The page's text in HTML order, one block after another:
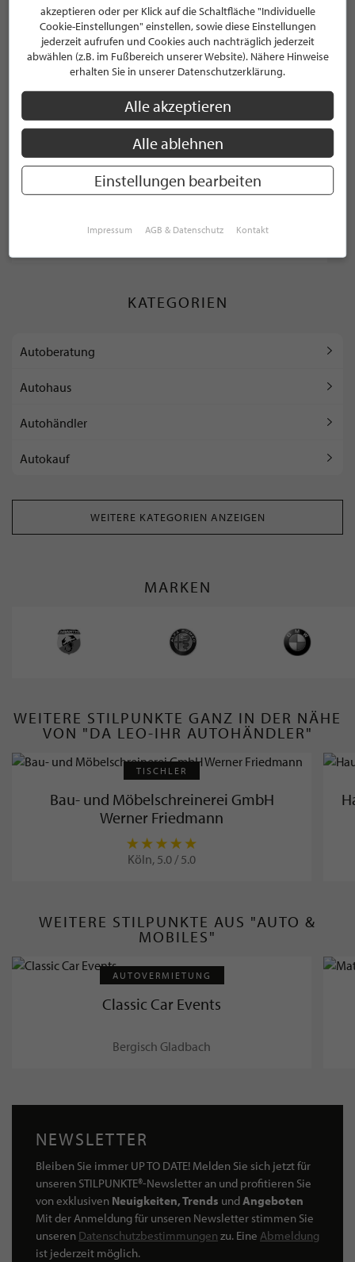
SALE
KATEGORIEN
Autoberatung
Autohaus
Autohändler
Autokauf
WEITERE KATEGORIEN ANZEIGEN
MARKEN
WEITERE STILPUNKTE GANZ IN DER NÄHE
VON "DA LEO-IHR AUTOHÄNDLER"
TISCHLER
Bau- und Möbelschreinerei GmbH
Werner Friedmann
Köln, 5.0 / 5.0
WEITERE STILPUNKTE AUS "AUTO &
MOBILES"
AUTOVERMIETUNG
Classic Car Events
Bergisch Gladbach
NEWSLETTER
Bleiben Sie immer UP TO DATE! Melden Sie sich jetzt für
unseren STILPUNKTE®-Newsletter an und profitieren Sie
von exklusiven Neuigkeiten, Trends undAngeboten
Mit der Anmeldung für unseren Newsletter stimmen Sie
unseren Datenschutzbestimmungen zu. Eine Abmeldung
ist jederzeit möglich.
akzeptieren oder per Klick auf die Schaltfläche "Individuelle
Cookie-Einstellungen" einstellen, sowie diese Einstellungen
jederzeit aufrufen und Cookies auch nachträglich jederzeit
abwählen (z.B. im Fußbereich unserer Website). Nähere Hinweise
erhalten Sie in unserer Datenschutzerklärung.
Alle akzeptieren
Alle ablehnen
Einstellungen bearbeiten
Impressum AGB & Datenschutz Kontakt